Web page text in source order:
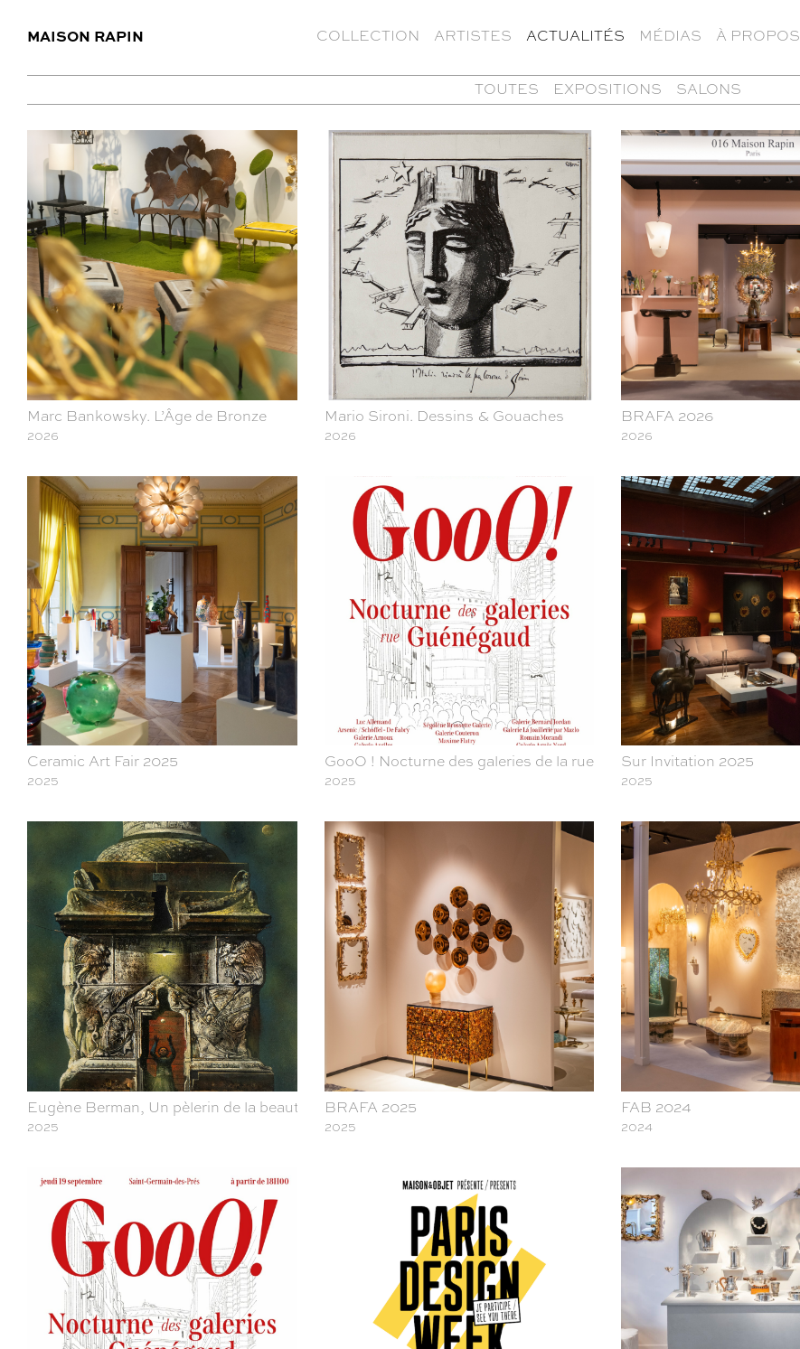
MAISON RAPIN COLLECTION ARTISTES ACTUALITÉS MÉDIAS À PROPOS
TOUTES EXPOSITIONS SALONS
Marc Bankowsky. L’Âge de Bronze
2026
Mario Sironi. Dessins & Gouaches
2026
BRAFA 2026
2026
Ceramic Art Fair 2025
2025
GooO ! Nocturne des galeries de la rue Guénégaud
2025
Sur Invitation 2025
2025
Eugène Berman, Un pèlerin de la beauté, Laocoon Gallery x Maison Rapin
2025
BRAFA 2025
2025
FAB 2024
2024